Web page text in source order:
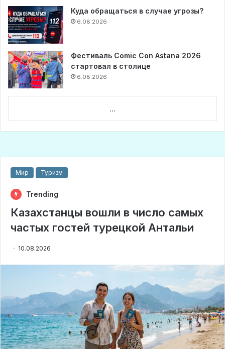
Куда обращаться в случае угрозы?
6.08.2026
Фестиваль Comic Con Astana 2026
стартовал в столице
6.08.2026
...